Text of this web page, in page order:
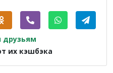
друзьям
их кэшбэка